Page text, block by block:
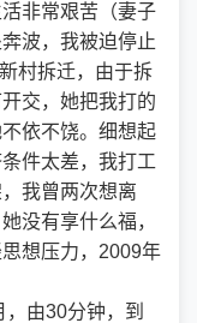
非常艰苦（妻子
波，我被迫停止
村拆迁，由于拆
交，她把我打的
依不饶。细想起
件太差，我打工
我曾两次想离
没有享什么福，
想压力，2009年
由30分钟，到